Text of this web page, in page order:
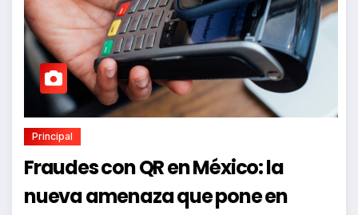
Principal
Fraudes con QR en México: la
nueva amenaza que pone en